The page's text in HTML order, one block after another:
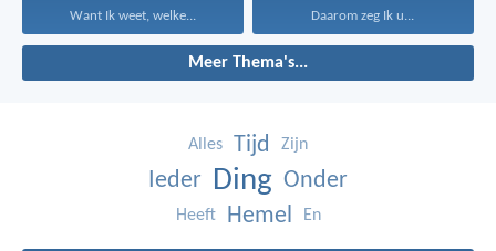
Want Ik weet, welke... Daarom zeg Ik u...
Meer Thema's...
Alles Tijd Zijn
Ieder Ding Onder
Heeft Hemel En